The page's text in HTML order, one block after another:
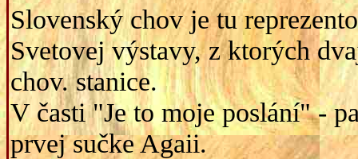
Slovenský chov je tu
Svetovej výstavy, z ktorých
chov. stanice.
V časti "Je to moje poslání" -
prvej sučke Agaii.